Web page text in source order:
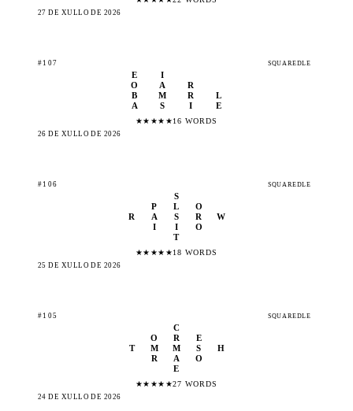
27 DE XULLO DE 2026
#107 SQUAREDLE
E
I
O
A
R
B
M R
L
A
S I E
★★ ★★ ★16 WORDS
26 DE XULLO DE 2026
#106 SQUAREDLE
S
P
L
O
R
A S R
W
I
I
O
T
★★ ★★ ★18 WORDS
25 DE XULLO DE 2026
#105 SQUAREDLE
C
O
R
E
T
M M S
H
R
A
O
E
★★ ★★ ★27 WORDS
24 DE XULLO DE 2026